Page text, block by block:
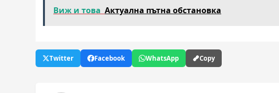
Виж и това Актуална пътна обстановка
Twitter Facebook WhatsApp Copy